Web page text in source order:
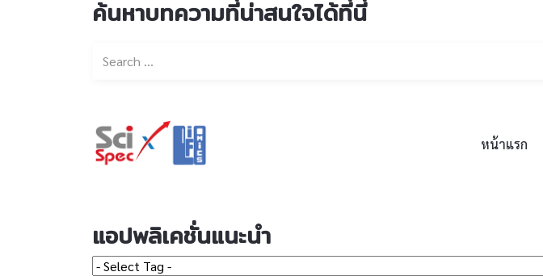
ค้นหาบทความที่น่าสนใจได้ที่นี่
หน้าแรก
แอปพลิเคชั่นแนะนำ